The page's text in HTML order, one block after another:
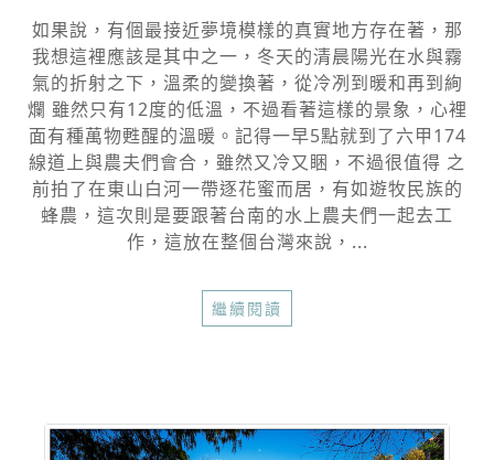
如果說，有個最接近夢境模樣的真實地方存在著，那
我想這裡應該是其中之一，冬天的清晨陽光在水與霧
氣的折射之下，溫柔的變換著，從冷冽到暖和再到絢
爛 雖然只有12度的低溫，不過看著這樣的景象，心裡
面有種萬物甦醒的溫暖。記得一早5點就到了六甲174
線道上與農夫們會合，雖然又冷又睏，不過很值得 之
前拍了在東山白河一帶逐花蜜而居，有如遊牧民族的
蜂農，這次則是要跟著台南的水上農夫們一起去工
作，這放在整個台灣來說，...
繼續閱讀